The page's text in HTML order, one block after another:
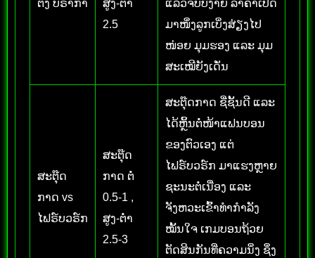
ຕິ້ງ ບຣາກາ
ສູງ-ຕໍ່າ
2.5
ແລ້ວຈົບບໍ່ງ່າຍ ລາຄາເປີດ
ມາໜຶ່ງລູກເບິ່ງສ່ຽງໄປ
ໜ່ອຍ ມຸມຮອງ ແລະ ມຸມ
ສະເໝີຍັງເດັ່ນ
ສະຕຸ໊ດ
ກາດ vs
ໄຟຣ໌ບວຣ໌ກ
ສະຕຸ໊ດ
ກາດ ຕໍ່
0.5-1 ,
ສູງ-ຕໍ່າ
2.5-3
ສະຕຸ໊ດກາດ ຊື່ຊັ້ນດີ ແລະ
ໄດ້ຫຼິ້ນຕໍ່ໜ້າແຟນບອນ
ຂອງຕົວເອງ ແຕ່
ໄຟຣ໌ບວຣ໌ກ ມາແຮງຫຼາຍ
ຊະນະຕໍ່ເນື່ອງ ແລະ
ຈັງຫວະເຂົ້າທຳກຳລັງ
ໝັ້ນໃຈ ເກມບອນຖ້ວຍ
ຕັດສິນກັນທີ່ຄວາມນິ່ງ ຊຶ່ງ